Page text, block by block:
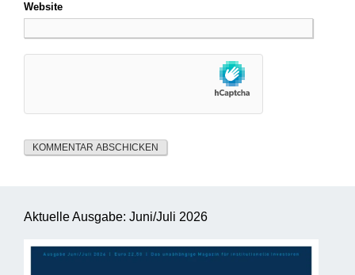
Website
Aktuelle Ausgabe: Juni/Juli 2026